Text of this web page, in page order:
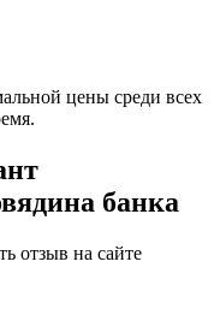
цены среди всех
банка
отзыв на сайте